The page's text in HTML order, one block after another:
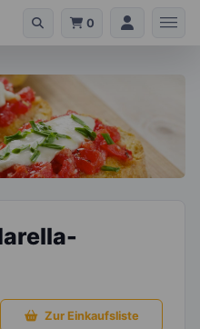
0
Zur Einkaufsliste